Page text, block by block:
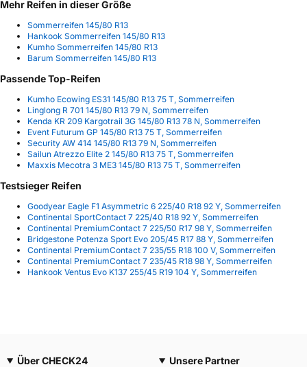
Mehr Reifen in dieser Größe
Sommerreifen 145/80 R13
Hankook Sommerreifen 145/80 R13
Kumho Sommerreifen 145/80 R13
Barum Sommerreifen 145/80 R13
Passende Top-Reifen
Kumho Ecowing ES31 145/80 R13 75 T, Sommerreifen
Linglong R 701 145/80 R13 79 N, Sommerreifen
Kenda KR 209 Kargotrail 3G 145/80 R13 78 N, Sommerreifen
Event Futurum GP 145/80 R13 75 T, Sommerreifen
Security AW 414 145/80 R13 79 N, Sommerreifen
Sailun Atrezzo Elite 2 145/80 R13 75 T, Sommerreifen
Maxxis Mecotra 3 ME3 145/80 R13 75 T, Sommerreifen
Testsieger Reifen
Goodyear Eagle F1 Asymmetric 6 225/40 R18 92 Y, Sommerreifen
Continental SportContact 7 225/40 R18 92 Y, Sommerreifen
Continental PremiumContact 7 225/50 R17 98 Y, Sommerreifen
Bridgestone Potenza Sport Evo 205/45 R17 88 Y, Sommerreifen
Continental PremiumContact 7 235/55 R18 100 V, Sommerreifen
Continental PremiumContact 7 235/45 R18 98 Y, Sommerreifen
Hankook Ventus Evo K137 255/45 R19 104 Y, Sommerreifen
Über CHECK24
Unsere Partner